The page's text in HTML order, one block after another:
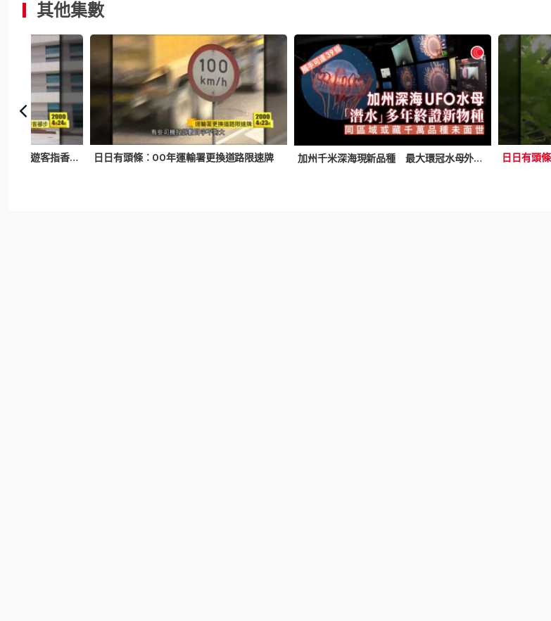
其他集數
日日有頭條︰00年調查發現近半遊客指香港物價太高、空氣污染嚴重 日日有頭條︰00年運輸署更換道路限速牌 加州千米深海現新品種 最大環冠水母外形如飛碟 科學家15年僅遇10次